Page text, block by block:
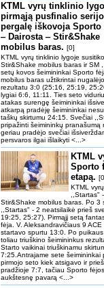
KTML vyrų tinklinio
pirmąją pusfinalio
pergalę iškovoja Sporto
‒ Dairosta ‒ Stir&Shake
mobilus baras. [0]
KTML vyrų tinklinio lygoje
Stir&Shake mobilus baras ir SM
setų kovos šeimininkai Sporto
mobilus baras užtikrintai
rezultatu 3:0 (25:16, 25:19,
lygiai 6:6, 11:11. Ties seto
atakas surengę šeimininkai
atkarpą pradėję šeimininkai
taškų skirtumu 24:15. Svečiai
pripažinti šeimininkų
geriau pradėjo svečiai
persvaros ilgai išlaikyti <...>
KTML
Sporto
etapą.
KTML
,,Startas"
Stir&Shake mobilus baras. Po 3
,,Startas" - 2 neatsilaikė prieš
19:25, 25:27). Pirmąjį setą
fėja. V. Aleksandravičiaus 9
startavo spurtu 13:0. Po
toliau triuškino šeimininkus
Starto vaikinai triuškinamu
7:25.Antrajame sete šeimininkai
pirmojo seto kiek atsigavo ir
pradžioje 7:7, tačiau Sporto
aukštesnę pavarą <...>